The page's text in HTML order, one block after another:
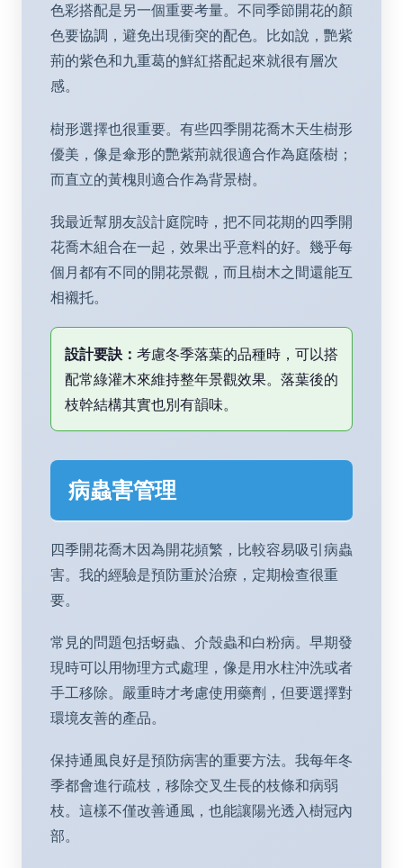
色彩搭配是另一個重要考量。不同季節開花的顏
色要協調，避免出現衝突的配色。比如說，艷紫
荊的紫色和九重葛的鮮紅搭配起來就很有層次
感。
樹形選擇也很重要。有些四季開花喬木天生樹形
優美，像是傘形的艷紫荊就很適合作為庭蔭樹；
而直立的黃槐則適合作為背景樹。
我最近幫朋友設計庭院時，把不同花期的四季開
花喬木組合在一起，效果出乎意料的好。幾乎每
個月都有不同的開花景觀，而且樹木之間還能互
相襯托。
設計要訣： 考慮冬季落葉的品種時，可以搭
配常綠灌木來維持整年景觀效果。落葉後的
枝幹結構其實也別有韻味。
病蟲害管理
四季開花喬木因為開花頻繁，比較容易吸引病蟲
害。我的經驗是預防重於治療，定期檢查很重
要。
常見的問題包括蚜蟲、介殼蟲和白粉病。早期發
現時可以用物理方式處理，像是用水柱沖洗或者
手工移除。嚴重時才考慮使用藥劑，但要選擇對
環境友善的產品。
保持通風良好是預防病害的重要方法。我每年冬
季都會進行疏枝，移除交叉生長的枝條和病弱
枝。這樣不僅改善通風，也能讓陽光透入樹冠內
部。